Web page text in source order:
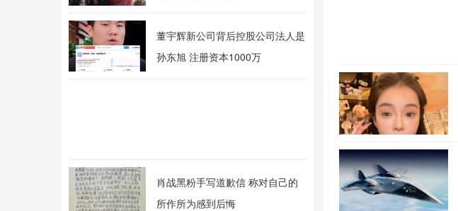
董宇辉新公司背后控股公司法人是
孙东旭 注册资本1000万
肖战黑粉手写道歉信 称对自己的
所作所为感到后悔